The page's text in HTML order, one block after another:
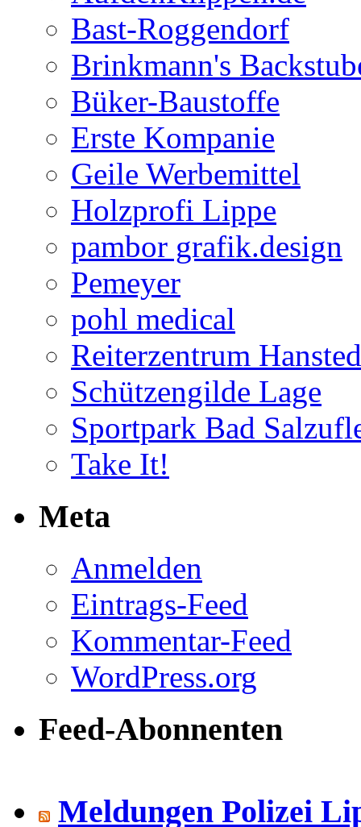
Bast-Roggendorf
Brinkmann's
Büker-Baustoffe
Erste Kompanie
Geile Werbemittel
Holzprofi Lippe
pambor grafik.design
Pemeyer
pohl medical
Reiterzentrum
Schützengilde Lage
Sportpark Bad
Take It!
Meta
Anmelden
Eintrags-Feed
Kommentar-Feed
WordPress.org
Feed-Abonnenten
Meldungen Polizei